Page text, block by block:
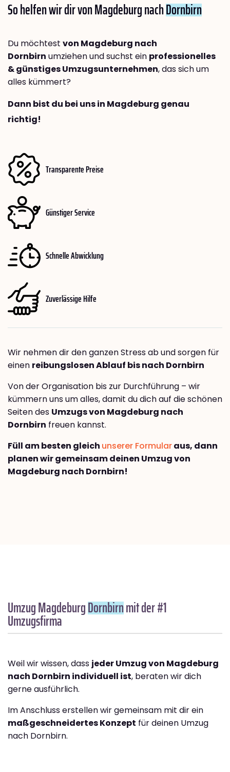
So helfen wir dir von Magdeburg nachDornbirn
Du möchtest von Magdeburg nach
Dornbirn umziehen und suchst ein professionelles
& günstiges Umzugsunternehmen, das sich um
alles kümmert?
Dann bist du bei uns in Magdeburg genau
richtig!
Transparente Preise
Günstiger Service
Schnelle Abwicklung
Zuverlässige Hilfe
Wir nehmen dir den ganzen Stress ab und sorgen für
einen reibungslosen Ablauf bis nach Dornbirn
Von der Organisation bis zur Durchführung – wir
kümmern uns um alles, damit du dich auf die schönen
Seiten des Umzugs von Magdeburg nach
Dornbirn freuen kannst.
Füll am besten gleich unserer Formularaus, dann
planen wir gemeinsam deinen Umzug von
Magdeburg nach Dornbirn!
Umzug MagdeburgDornbirnmit der #1
Umzugsfirma
Weil wir wissen, dass jeder Umzug von Magdeburg
nach Dornbirn individuell ist, beraten wir dich
gerne ausführlich.
Im Anschluss erstellen wir gemeinsam mit dir ein
maßgeschneidertes Konzept für deinen Umzug
nach Dornbirn.